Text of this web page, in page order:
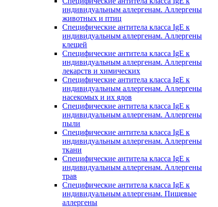
индивидуальным аллергенам. Аллергены
животных и птиц
Специфические антитела класса IgE к
индивидуальным аллергенам. Аллергены
клещей
Специфические антитела класса IgE к
индивидуальным аллергенам. Аллергены
лекарств и химических
Специфические антитела класса IgE к
индивидуальным аллергенам. Аллергены
насекомых и их ядов
Специфические антитела класса IgE к
индивидуальным аллергенам. Аллергены
пыли
Специфические антитела класса IgE к
индивидуальным аллергенам. Аллергены
ткани
Специфические антитела класса IgE к
индивидуальным аллергенам. Аллергены
трав
Специфические антитела класса IgE к
индивидуальным аллергенам. Пищевые
аллергены